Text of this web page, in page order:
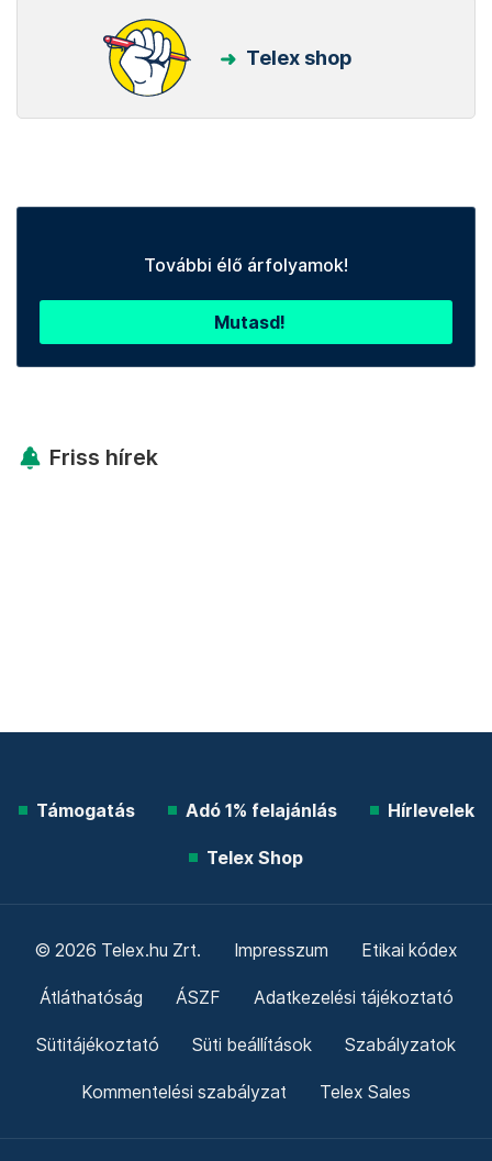
Telex shop
További élő árfolyamok!
Mutasd!
Friss hírek
Támogatás Adó 1% felajánlás Hírlevelek
Telex Shop
© 2026 Telex.hu Zrt. Impresszum Etikai kódex
Átláthatóság ÁSZF Adatkezelési tájékoztató
Sütitájékoztató Süti beállítások Szabályzatok
Kommentelési szabályzat Telex Sales